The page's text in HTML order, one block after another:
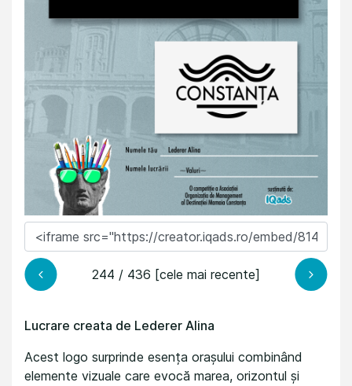
244 / 436 [cele mai recente]
Lucrare creata de Lederer Alina
Acest logo surprinde esența orașului combinând
elemente vizuale care evocă marea, orizontul și